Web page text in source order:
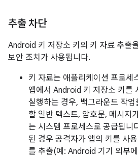
추출 차단
Android 키 저장소 키의 키 자료 추출
보안 조치가 사용됩니다.
키 자료는 애플리케이션 프로세
앱에서 Android 키 저장소 키를
실행하는 경우, 백그라운드 작
할 일반 텍스트, 암호문, 메시지
는 시스템 프로세스로 공급됩니
된 경우 공격자가 앱의 키를 사
를 추출(예: Android 기기 외부